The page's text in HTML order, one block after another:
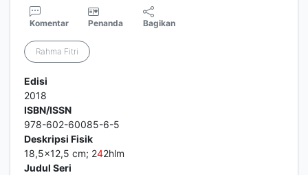
Komentar Penanda Bagikan
Rahma Fitri
Edisi
2018
ISBN/ISSN
978-602-60085-6-5
Deskripsi Fisik
18,5x12,5 cm; 242hlm
Judul Seri